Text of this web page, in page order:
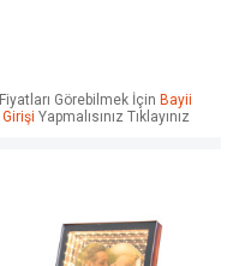
Fiyatları Görebilmek İçin Bayii
Girişi Yapmalısınız Tıklayınız